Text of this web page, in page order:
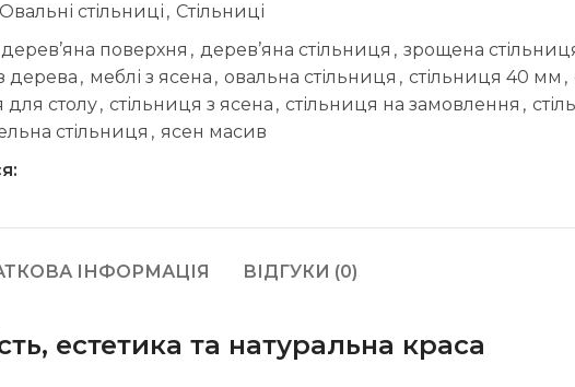
Овальні стільниці , Стільниці
дерев’яна поверхня , дерев’яна стільниця , зрощена
дерева , меблі з ясена , овальна стільниця , стільниця 40 мм ,
для столу, стільниця з ясена , стільниця на замовлення ,
стільниця , ясен масив
ІНФОРМАЦІЯ ВІДГУКИ (0)
естетика та натуральна краса